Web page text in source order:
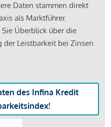
Daten stammen direkt
als Marktführer.
Sie Überblick über die
der Leistbarkeit bei Zinsen
des Infina Kredit